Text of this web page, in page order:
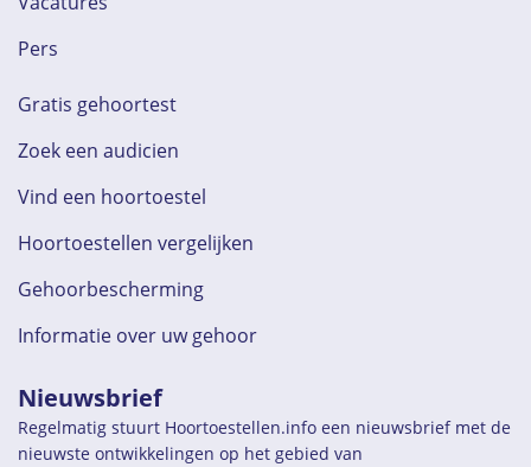
Pers
Gratis gehoortest
Zoek een audicien
Vind een hoortoestel
Hoortoestellen vergelijken
Gehoorbescherming
Informatie over uw gehoor
Nieuwsbrief
Regelmatig stuurt Hoortoestellen.info een nieuwsbrief met de
nieuwste ontwikkelingen op het gebied van